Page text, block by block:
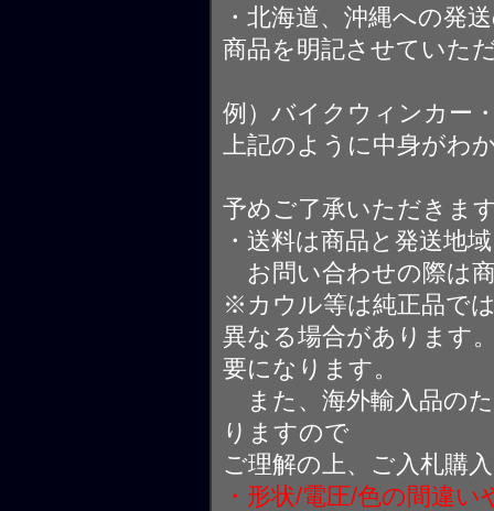
・北海道、沖縄への発
商品を明記させていた
例）バイクウィンカー
上記のように中身がわ
予めご了承いただきま
・送料は商品と発送地
お問い合わせの際は
※カウル等は純正品で
異なる場合があります
要になります。
また、海外輸入品の
りますので
ご理解の上、ご入札購
・形状/電圧/色の間違